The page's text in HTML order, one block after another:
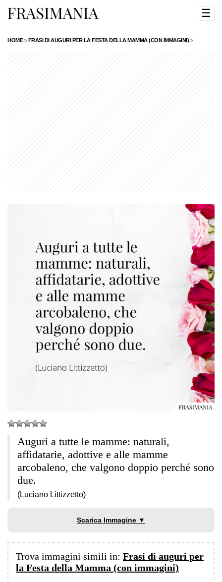
☰
HOME>FRASI DI AUGURI PER LA FESTA DELLA MAMMA (CON IMMAGINI) >
Auguri a tutte le mamme: naturali,
affidatarie, adottive e alle mamme
arcobaleno, che valgono doppio perché sono
due.
(Luciano Littizzetto)
Scarica Immagine ▼
Trova immagini simili in: Frasi di auguri per
la Festa della Mamma (con immagini)